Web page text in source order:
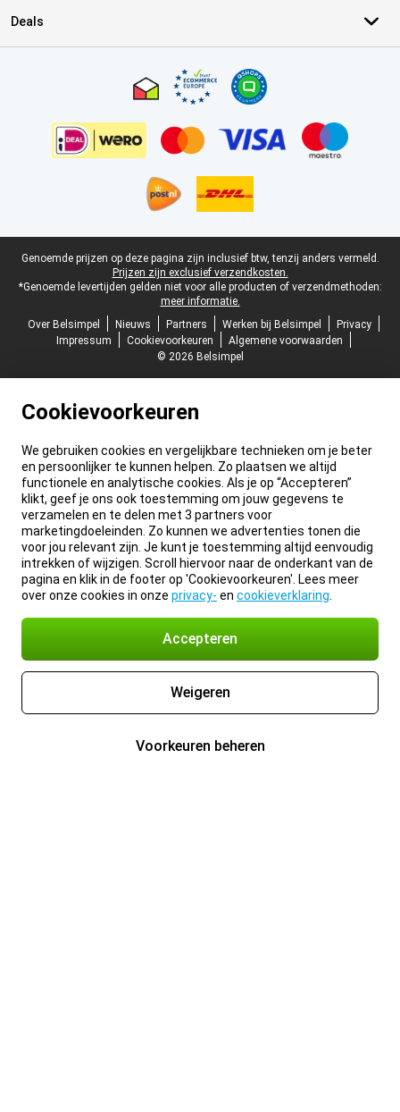
Deals
Juridische voettekst
Genoemde prijzen op deze pagina zijn inclusief btw, tenzij anders vermeld.
Prijzen zijn exclusief verzendkosten.
*Genoemde levertijden gelden niet voor alle producten of verzendmethoden:
meer informatie.
Over Belsimpel
Nieuws Partners Werken bij Belsimpel
Privacy
Impressum
Cookievoorkeuren
Algemene voorwaarden
© 2026 Belsimpel
Cookievoorkeuren
We gebruiken cookies en vergelijkbare technieken om je beter
en persoonlijker te kunnen helpen. Zo plaatsen we altijd
functionele en analytische cookies. Als je op “Accepteren”
klikt, geef je ons ook toestemming om jouw gegevens te
verzamelen en te delen met 3 partners voor
marketingdoeleinden. Zo kunnen we advertenties tonen die
voor jou relevant zijn. Je kunt je toestemming altijd eenvoudig
intrekken of wijzigen. Scroll hiervoor naar de onderkant van de
pagina en klik in de footer op 'Cookievoorkeuren'. Lees meer
over onze cookies in onze privacy- en cookieverklaring
Accepteren
Weigeren
Voorkeuren beheren